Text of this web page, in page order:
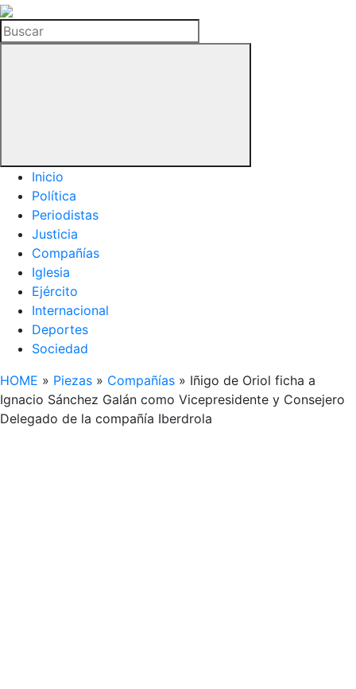
La
Hemeroteca
del
Buscar
Inicio
Política
Periodistas
Justicia
Compañías
Iglesia
Ejército
Internacional
Deportes
Sociedad
HOME » Piezas » Compañías » Iñigo de Oriol ficha a
Ignacio Sánchez Galán como Vicepresidente y Consejero
Delegado de la compañía Iberdrola